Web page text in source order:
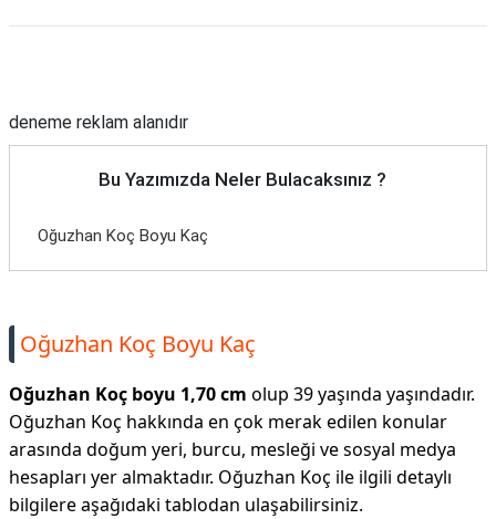
deneme reklam alanıdır
Bu Yazımızda Neler Bulacaksınız ?
Oğuzhan Koç Boyu Kaç
Oğuzhan Koç Boyu Kaç
Oğuzhan Koç boyu 1,70 cm olup 39 yaşında yaşındadır.
Oğuzhan Koç hakkında en çok merak edilen konular
arasında doğum yeri, burcu, mesleği ve sosyal medya
hesapları yer almaktadır. Oğuzhan Koç ile ilgili detaylı
bilgilere aşağıdaki tablodan ulaşabilirsiniz.